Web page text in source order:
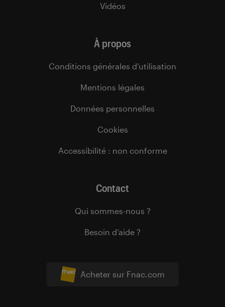
Acheter sur Fnac.com
Vidéos
À propos
Conditions générales d’utilisation
Mentions légales
Données personnelles
Cookies
Accessibilité : non conforme
Contact
Qui sommes-nous ?
Besoin d’aide ?